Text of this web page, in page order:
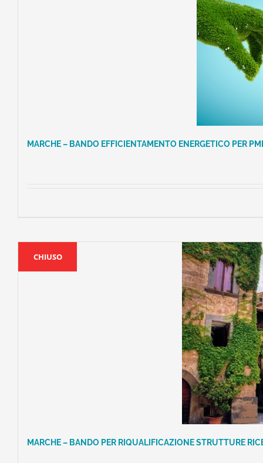
MARCHE – BANDO EFFICIENTAMENTO ENERGETICO PER
CHIUSO
MARCHE – BANDO PER RIQUALIFICAZIONE STRUTTURE